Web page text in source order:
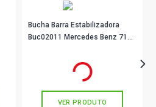
Bucha Barra Estabilizadora
Buc02011 Mercedes Benz 710
em até 1x de
VER PRODUTO